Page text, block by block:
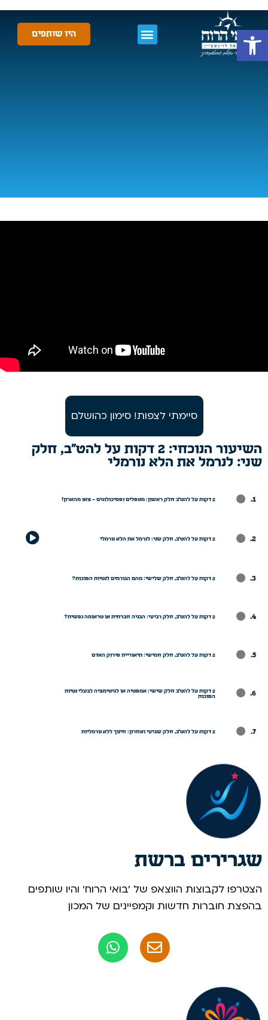
פתח סרגל נגישות היו שותפים
השיעור הנוכחי: 2 דקות על להט"ב, חלק
שני: לנרמל את הלא נורמלי
. 2 דקות על להט"ב חלק ראשון: מטפלים ופסיכולוגים – צאו מהארון!
. 2 דקות על להט"ב, חלק שני: לנרמל את הלא נורמלי
. 2 דקות על להט"ב, חלק שלישי: מהם הגורמים לנטיות הפוכות?
. 2 דקות על להט"ב, חלק רביעי: הבניה חברתית או טראומה נפשית?
. 2 דקות על להט"ב, חלק חמישי: תיאוריית פירוק האדם
.
2 דקות על להט"ב חלק שישי: אמפטיה או לגיטימציה לבעלי נטיות
הפוכות
. 2 דקות על להט"ב, חלק שביעי ואחרון: חינוך ללא נורמליות
סיימתי לצפות! סימון כהושלם
שגרירים ברשת
הצטרפו לקבוצות הווצאפ של 'בואי הרוח' והיו שותפים
בהפצת חוברות חדשות וקמפיינים של המכון